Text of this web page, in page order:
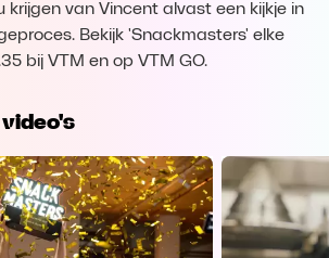
krijgen van Vincent alvast een kijkje in
Bekijk 'Snackmasters' elke
bij VTM en op VTM GO.